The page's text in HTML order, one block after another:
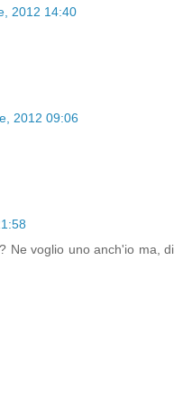
2012 14:40
2012 09:06
Ne voglio uno anch'io ma, di